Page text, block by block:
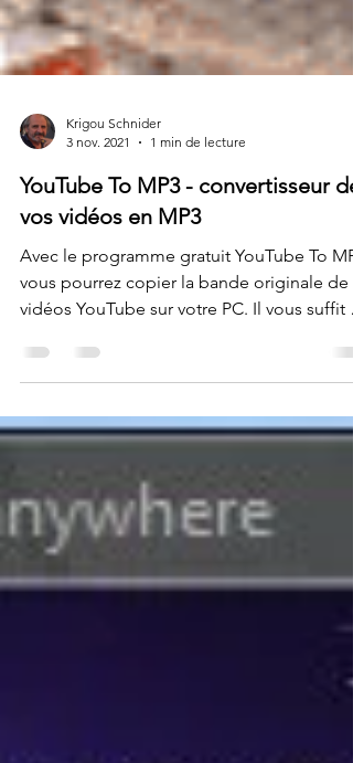
Krigou Schnider
3 nov. 2021
1 min de lecture
YouTube To MP3 - convertisseur de
vos vidéos en MP3
vous pourrez copier la bande originale de
vidéos YouTube sur votre PC. Il vous suffit